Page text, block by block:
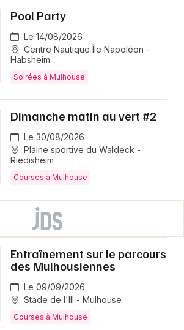
Pool Party
Le 14/08/2026
Centre Nautique Île Napoléon -
Habsheim
Soirées à Mulhouse
Dimanche matin au vert #2
Le 30/08/2026
Plaine sportive du Waldeck -
Riedisheim
Courses à Mulhouse
Entraînement sur le parcours
des Mulhousiennes
Le 09/09/2026
Stade de l'Ill - Mulhouse
Courses à Mulhouse